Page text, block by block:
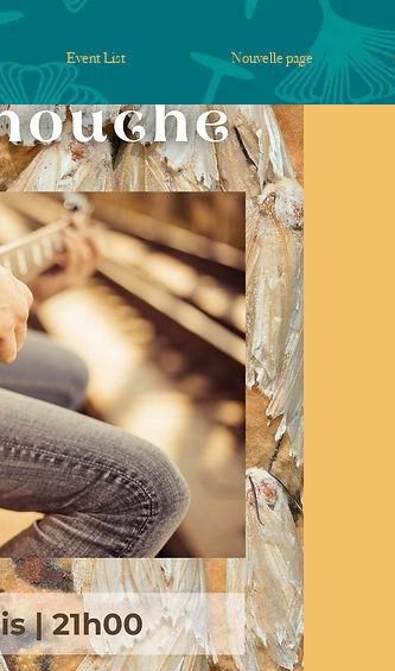
Event List Nouvelle page